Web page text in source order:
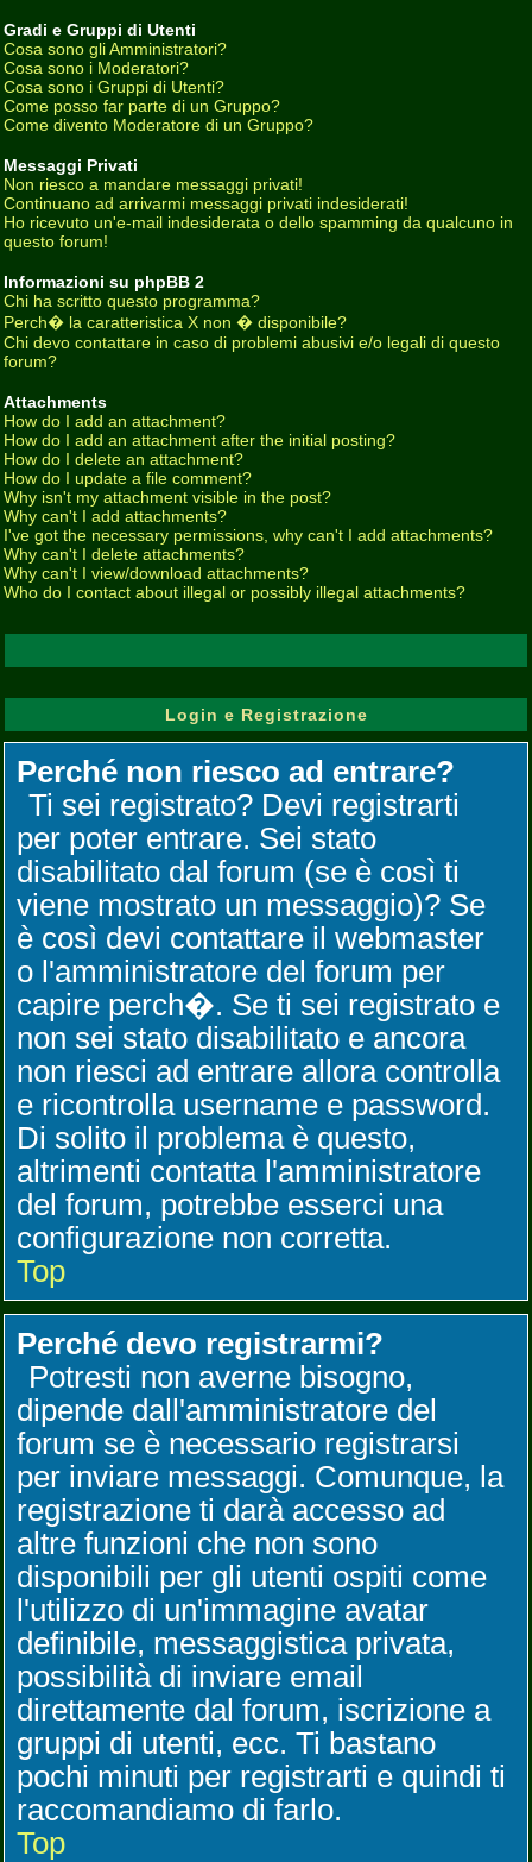
Gradi e Gruppi di Utenti
Cosa sono gli Amministratori?
Cosa sono i Moderatori?
Cosa sono i Gruppi di Utenti?
Come posso far parte di un Gruppo?
Come divento Moderatore di un Gruppo?
Messaggi Privati
Non riesco a mandare messaggi privati!
Continuano ad arrivarmi messaggi privati indesiderati!
Ho ricevuto un'e-mail indesiderata o dello spamming da qualcuno in
questo forum!
Informazioni su phpBB 2
Chi ha scritto questo programma?
Perch� la caratteristica X non � disponibile?
Chi devo contattare in caso di problemi abusivi e/o legali di questo
forum?
Attachments
How do I add an attachment?
How do I add an attachment after the initial posting?
How do I delete an attachment?
How do I update a file comment?
Why isn't my attachment visible in the post?
Why can't I add attachments?
I've got the necessary permissions, why can't I add attachments?
Why can't I delete attachments?
Why can't I view/download attachments?
Who do I contact about illegal or possibly illegal attachments?
Login e Registrazione
Perché non riesco ad entrare?
Ti sei registrato? Devi registrarti
per poter entrare. Sei stato
disabilitato dal forum (se è così ti
viene mostrato un messaggio)? Se
è così devi contattare il webmaster
o l'amministratore del forum per
capire perch�. Se ti sei registrato e
non sei stato disabilitato e ancora
non riesci ad entrare allora controlla
e ricontrolla username e password.
Di solito il problema è questo,
altrimenti contatta l'amministratore
del forum, potrebbe esserci una
configurazione non corretta.
Top
Perché devo registrarmi?
Potresti non averne bisogno,
dipende dall'amministratore del
forum se è necessario registrarsi
per inviare messaggi. Comunque, la
registrazione ti darà accesso ad
altre funzioni che non sono
disponibili per gli utenti ospiti come
l'utilizzo di un'immagine avatar
definibile, messaggistica privata,
possibilità di inviare email
direttamente dal forum, iscrizione a
gruppi di utenti, ecc. Ti bastano
pochi minuti per registrarti e quindi ti
raccomandiamo di farlo.
Top